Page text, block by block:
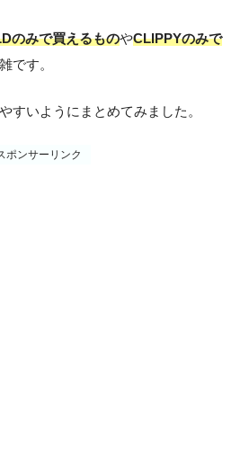
のみで買えるものやCLIPPYのみで
です。
すいようにまとめてみました。
ポンサーリンク